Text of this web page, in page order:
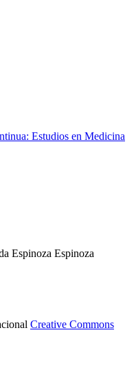
Estudios en Medicina
Espinoza Espinoza
Creative Commons